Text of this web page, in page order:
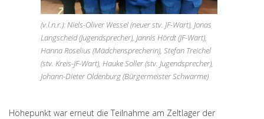
(v.l.n.r.): Niels-Oliver Wessel (neuer stv. JF-Wart), Jonas
Langscheid (Jugendsprecher), Jannis Hördt (JF-Wart),
Hanna Roselius (Mädchensprecherin), Stefan Treichel
(stv. Kreis-JF-Wart), Hauke Soller (stv. Jugendsprecher),
Johann-Dieter Oldenburg (Bürgermeister Schwarme)
Höhepunkt war erneut die Teilnahme am Zeltlager der